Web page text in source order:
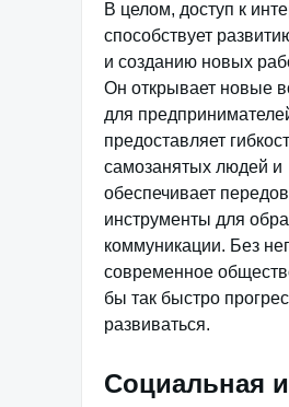
В целом, доступ к
способствует
и созданию новых
Он открывает новые
для
предоставляет
самозанятых людей и
обеспечивает
инструменты для
коммуникации. Без
современное
бы так быстро
развиваться.
Социальная и